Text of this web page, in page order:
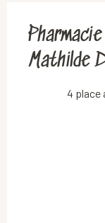
Mathilde
4 place